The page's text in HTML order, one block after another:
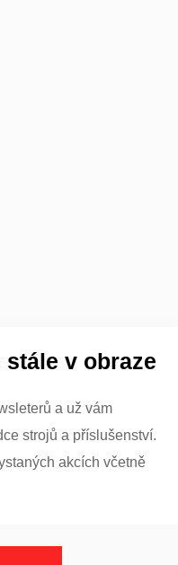
v obraze
a už vám
strojů a příslušenství.
akcích včetně